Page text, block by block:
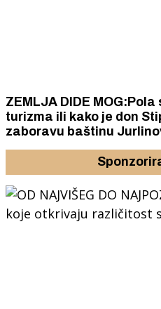
ZEMLJA DIDE
turizma ili kako je don Stipe Perkov oteo
zaboravu baštinu